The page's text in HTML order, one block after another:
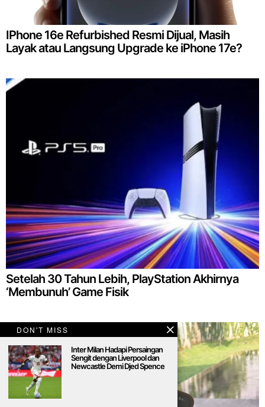
IPhone 16e Refurbished Resmi Dijual, Masih
Layak atau Langsung Upgrade ke iPhone 17e?
Setelah 30 Tahun Lebih, PlayStation Akhirnya
‘Membunuh’ Game Fisik
DON'T MISS
Inter Milan Hadapi Persaingan
Sengit dengan Liverpool dan
Newcastle Demi Djed Spence